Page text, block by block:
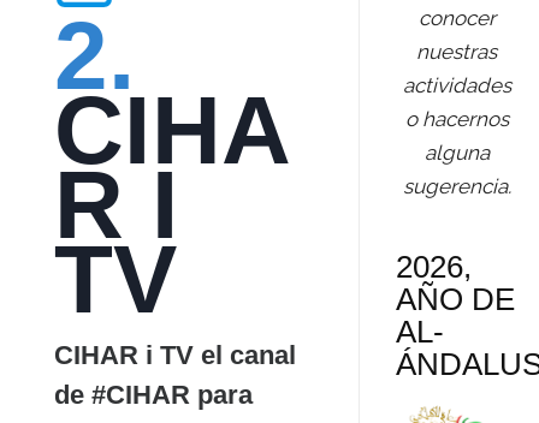
2.
CIHA
R I
TV
CIHAR i TV el canal
de #CIHAR para
conocer
nuestras
actividades
o hacernos
alguna
sugerencia.
2026,
AÑO DE
AL-